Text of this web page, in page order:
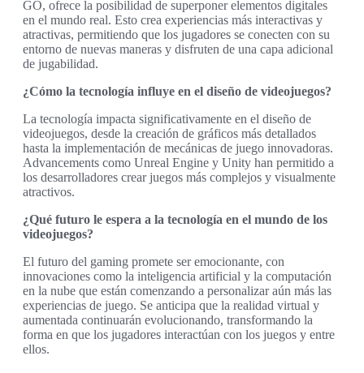
GO, ofrece la posibilidad de superponer elementos digitales
en el mundo real. Esto crea experiencias más interactivas y
atractivas, permitiendo que los jugadores se conecten con su
entorno de nuevas maneras y disfruten de una capa adicional
de jugabilidad.
¿Cómo la tecnología influye en el diseño de videojuegos?
La tecnología impacta significativamente en el diseño de
videojuegos, desde la creación de gráficos más detallados
hasta la implementación de mecánicas de juego innovadoras.
Advancements como Unreal Engine y Unity han permitido a
los desarrolladores crear juegos más complejos y visualmente
atractivos.
¿Qué futuro le espera a la tecnología en el mundo de los
videojuegos?
El futuro del gaming promete ser emocionante, con
innovaciones como la inteligencia artificial y la computación
en la nube que están comenzando a personalizar aún más las
experiencias de juego. Se anticipa que la realidad virtual y
aumentada continuarán evolucionando, transformando la
forma en que los jugadores interactúan con los juegos y entre
ellos.